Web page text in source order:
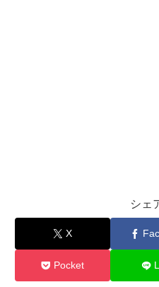
シェ
X
Pocket